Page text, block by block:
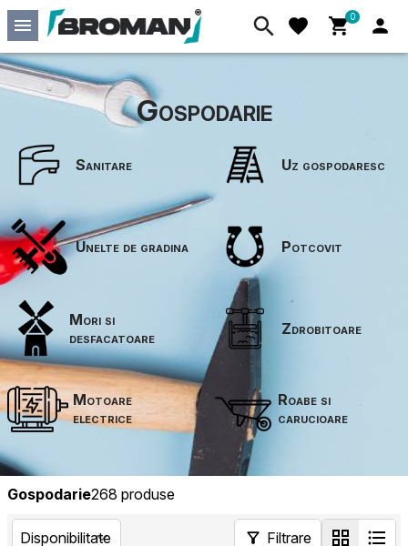
0
Gospodarie
Sanitare Uz gospodaresc
Unelte de gradina Potcovit
Mori si
desfacatoare
Zdrobitoare
Motoare
electrice
Roabe si
carucioare
Gospodarie268 produse
Filtrare